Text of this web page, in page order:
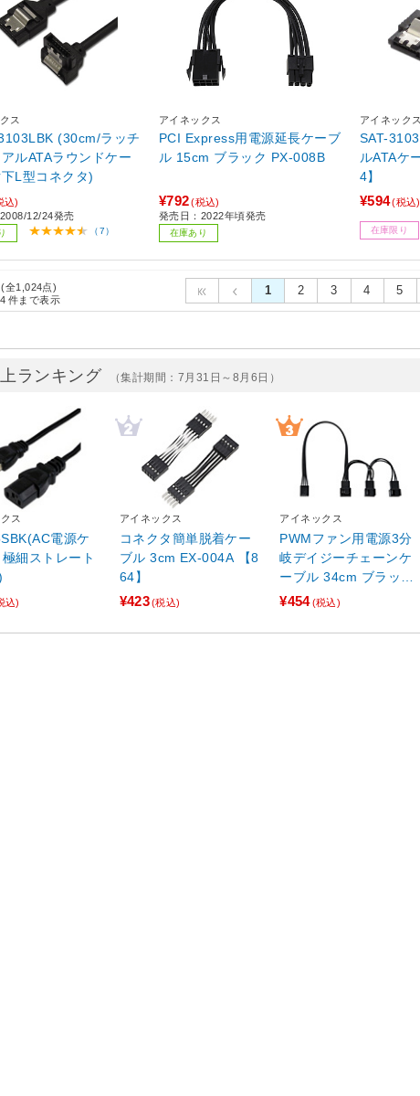
ス
(30cm/ラッチ
ルATAラウンドケー
L型コネクタ)
込)
12/24発売
（7）
アイネックス
PCI Express用電源延長ケーブ
ル 15cm ブラック PX-008B
¥792 (税込)
発売日：2022年頃発売
在庫あり
アイネックス
SAT-
ルATAケーブル
4】
¥594(税込)
在庫限り
全1,024点)
件まで表示
1 2 3 4 5
ランキング （集計期間：7月31日～8月6日）
ス
電源ケ
細ストレート
込)
アイネックス
コネクタ簡単脱着ケー
ブル 3cm EX-004A 【8
64】
¥423(税込)
アイネックス
PWMファン用電源3分
岐デイジーチェーンケ
ーブル 34cm ブラック
CA-100A
¥454 (税込)